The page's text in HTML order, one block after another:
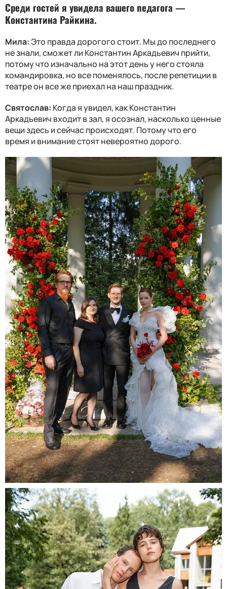
Среди гостей я увидела вашего педагога —
Константина Райкина.
Мила:Это правда дорогого стоит. Мы до последнего
не знали, сможет ли Константин Аркадьевич прийти,
потому что изначально на этот день у него стояла
командировка, но все поменялось, после репетиции в
театре он все же приехал на наш праздник.
Святослав: Когда я увидел, как Константин
Аркадьевич входит в зал, я осознал, насколько ценные
вещи здесь и сейчас происходят. Потому что его
время и внимание стоят невероятно дорого.